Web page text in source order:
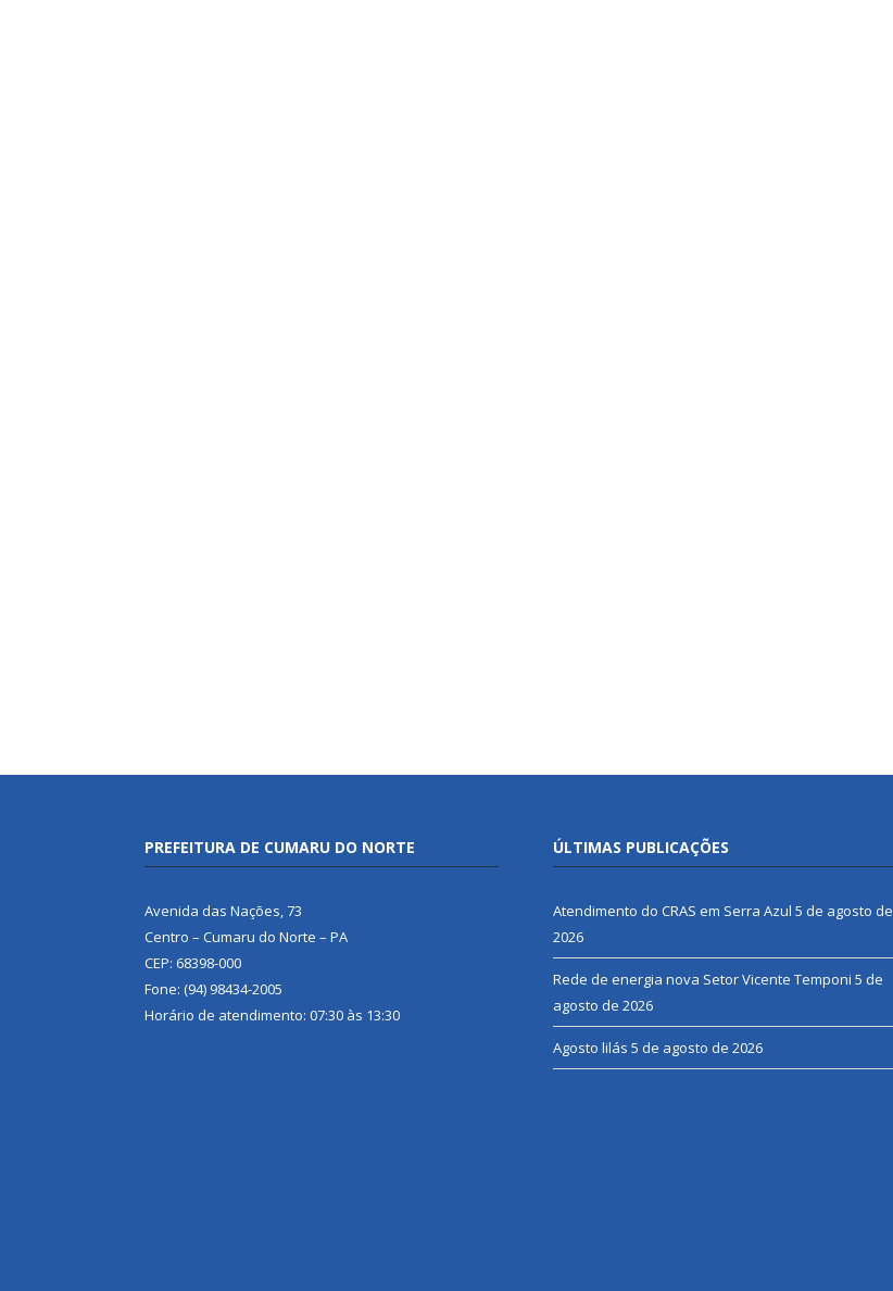
PREFEITURA DE CUMARU DO NORTE
Avenida das Nações, 73
Centro – Cumaru do Norte – PA
CEP: 68398-000
Fone: (94) 98434-2005
Horário de atendimento: 07:30 às 13:30
ÚLTIMAS PUBLICAÇÕES
Atendimento do CRAS em Serra Azul 5 de agosto de
2026
Rede de energia nova Setor Vicente Temponi 5 de
agosto de 2026
Agosto lilás 5 de agosto de 2026